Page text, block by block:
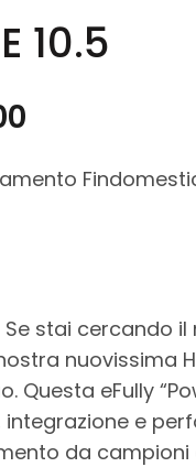
10.5
stai cercando
nuovissima
Questa eFully
e
da campioni